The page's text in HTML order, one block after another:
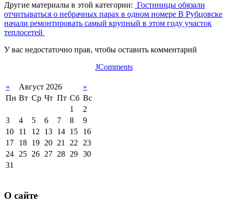
Другие материалы в этой категории: Гостиницы обязали
отчитываться о небрачных парах в одном номере В Рубцовске
начали ремонтировать самый крупный в этом году участок
теплосетей
У вас недостаточно прав, чтобы оставить комментарий
JComments
« Август 2026
»
Пн Вт Ср Чт Пт Сб Вс
1
2
3
4 5 6 7 8
9
10
11 12 13 14 15
16
17
18 19 20 21 22
23
24
25 26 27 28 29 30
31
О сайте